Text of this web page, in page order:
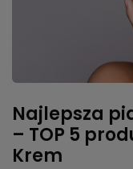
Najlepsza
– TOP 5
Krem